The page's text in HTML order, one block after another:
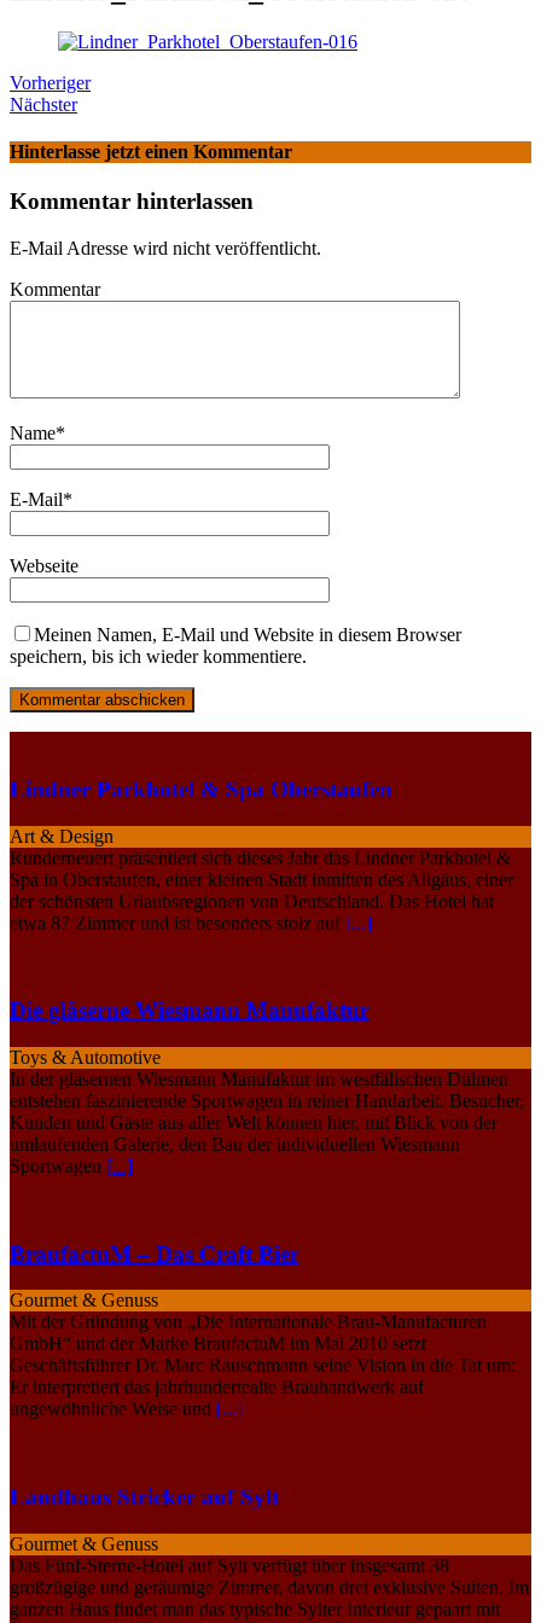
Vorheriger
Nächster
Hinterlasse jetzt einen Kommentar
Kommentar hinterlassen
E-Mail Adresse wird nicht veröffentlicht.
Kommentar
Name*
E-Mail*
Webseite
Meinen Namen, E-Mail und Website in diesem Browser
speichern, bis ich wieder kommentiere.
Lindner Parkhotel & Spa Oberstaufen
Art & Design
Runderneuert präsentiert sich dieses Jahr das Lindner Parkhotel &
Spa in Oberstaufen, einer kleinen Stadt inmitten des Allgäus, einer
der schönsten Urlaubsregionen von Deutschland. Das Hotel hat
etwa 87 Zimmer und ist besonders stolz auf [...]
Die gläserne Wiesmann Manufaktur
Toys & Automotive
In der gläsernen Wiesmann Manufaktur im westfälischen Dülmen
entstehen faszinierende Sportwagen in reiner Handarbeit. Besucher,
Kunden und Gäste aus aller Welt können hier, mit Blick von der
umlaufenden Galerie, den Bau der individuellen Wiesmann
Sportwagen [...]
BraufactuM – Das Craft Bier
Gourmet & Genuss
Mit der Gründung von „Die Internationale Brau-Manufacturen
GmbH“ und der Marke BraufactuM im Mai 2010 setzt
Geschäftsführer Dr. Marc Rauschmann seine Vision in die Tat um:
Er interpretiert das jahrhundertealte Brauhandwerk auf
ungewöhnliche Weise und [...]
Landhaus Stricker auf Sylt
Gourmet & Genuss
Das Fünf-Sterne-Hotel auf Sylt verfügt über insgesamt 38
großzügige und geräumige Zimmer, davon drei exklusive Suiten. Im
ganzen Haus findet man das typische Sylter Interieur gepaart mit